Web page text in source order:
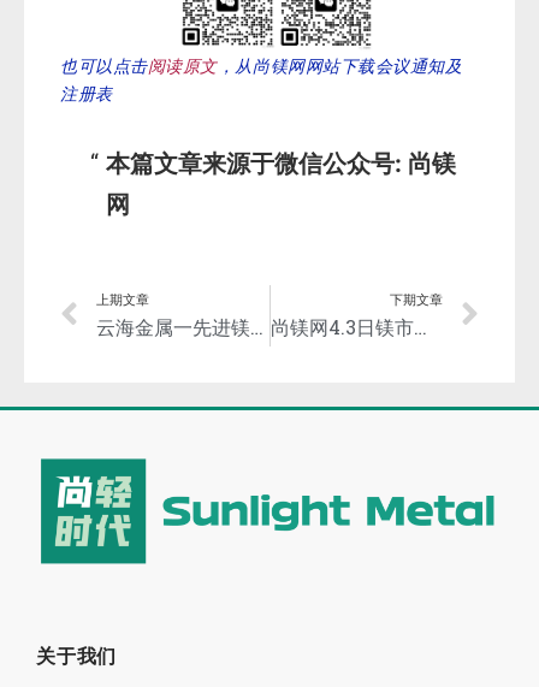
也可以点击阅读原文，从尚镁网网站下载会议通知及
注册表
本篇文章来源于微信公众号: 尚镁
网
上期文章
云海金属一先进镁冶炼装置获得国家发明专利授权
下期文章
尚镁网4.3日镁市场简评：镁市持稳运行
关于我们